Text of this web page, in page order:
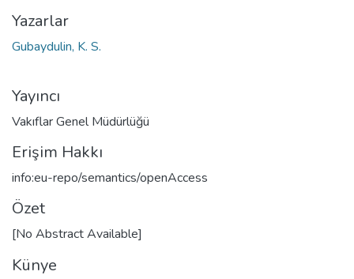
Yazarlar
Gubaydulin, K. S.
Yayıncı
Vakıflar Genel Müdürlüğü
Erişim Hakkı
info:eu-repo/semantics/openAccess
Özet
[No Abstract Available]
Künye